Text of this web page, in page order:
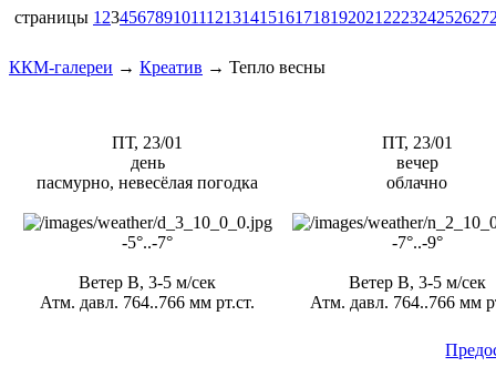
страницы 1 23456789101112131415161718192021 222324252627
ККМ-галереи → Креатив → Тепло весны
ПТ, 23/01
день
пасмурно, невесёлая погодка
-5°..-7°
Ветер В, 3-5 м/сек
Атм. давл. 764..766 мм рт.ст.
ПТ, 23/01
вечер
облачно
-7°..-9°
Ветер В, 3-5 м/сек
Атм. давл. 764..766 мм